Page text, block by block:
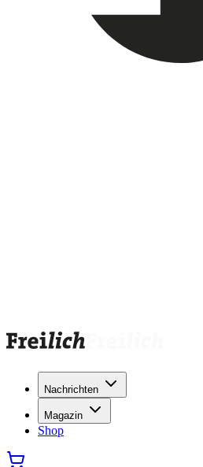
Nachrichten
Magazin
Shop